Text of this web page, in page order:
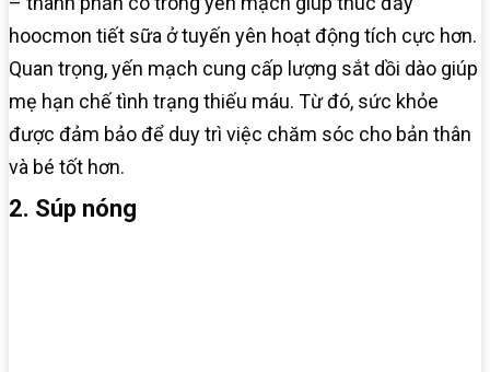
hoocmon tiết sữa ở tuyến yên hoạt động tích cực hơn.
Quan trọng, yến mạch cung cấp lượng sắt dồi dào giúp
mẹ hạn chế tình trạng thiếu máu. Từ đó, sức khỏe
được đảm bảo để duy trì việc chăm sóc cho bản thân
và bé tốt hơn.
2. Súp nóng